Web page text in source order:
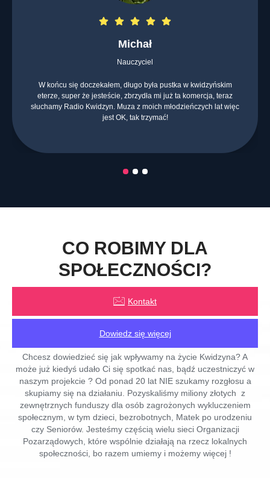
Maciek
Mistrz Cukiernictwa
Dobra muzyka i daje rano energetycznego kopa, wcześnie wstaję
i ta muzyka pozwala mi przetrwać poranek. Chciałbym was kiedyś
odwiedzić i zobaczyć jak robi się radio
CO ROBIMY DLA
SPOŁECZNOŚCI?
Kontakt
Dowiedz się więcej
Chcesz dowiedzieć się jak wpływamy na życie Kwidzyna? A
może już kiedyś udało Ci się spotkać nas, bądź uczestniczyć w
naszym projekcie ? Od ponad 20 lat NIE szukamy rozgłosu a
skupiamy się na działaniu. Pozyskaliśmy miliony złotych z
zewnętrznych funduszy dla osób zagrożonych wykluczeniem
społecznym, w tym dzieci, bezrobotnych, Matek po urodzeniu
czy Seniorów. Jesteśmy częścią wielu sieci Organizacji
Pozarządowych, które wspólnie działają na rzecz lokalnych
społeczności, bo razem umiemy i możemy więcej !